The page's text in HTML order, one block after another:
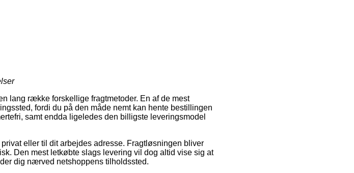
lang række forskellige fragtmetoder. En af de mest
fordi du på den måde nemt kan hente bestillingen
samt endda ligeledes den billigste leveringsmodel
eller til dit arbejdes adresse. Fragtløsningen bliver
Den mest letkøbte slags levering vil dog altid vise sig at
dig nærved netshoppens tilholdssted.